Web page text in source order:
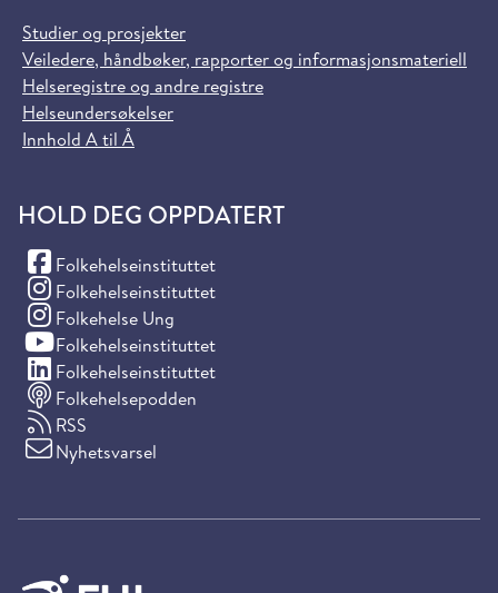
Studier og prosjekter
Veiledere, håndbøker, rapporter og informasjonsmateriell
Helseregistre og andre registre
Helseundersøkelser
Innhold A til Å
HOLD DEG OPPDATERT
Folkehelseinstituttet
(Facebook)
Folkehelseinstituttet
(Instagram)
Folkehelse Ung
(Instagram)
Folkehelseinstituttet
(YouTube)
Folkehelseinstituttet
(LinkedIn)
Folkehelsepodden
RSS
Nyhetsvarsel